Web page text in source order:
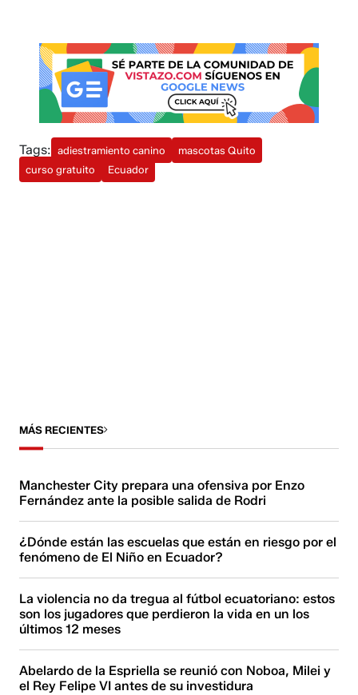
Tags: adiestramiento canino
mascotas Quito
curso gratuito
Ecuador
MÁS RECIENTES
Manchester City prepara una ofensiva por Enzo
Fernández ante la posible salida de Rodri
¿Dónde están las escuelas que están en riesgo por el
fenómeno de El Niño en Ecuador?
La violencia no da tregua al fútbol ecuatoriano: estos
son los jugadores que perdieron la vida en un los
últimos 12 meses
Abelardo de la Espriella se reunió con Noboa, Milei y
el Rey Felipe VI antes de su investidura